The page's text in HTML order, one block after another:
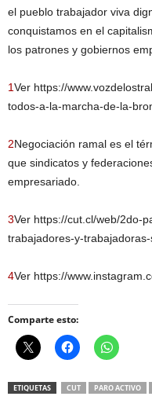
el pueblo trabajador viva
conquistamos en el
los patrones y gobiernos
1Ver https://
todos-a-la-marcha-de-la-
2Negociación ramal es el
que sindicatos y
empresariado.
3Ver https://cut.cl/web/2do-
trabajadores-y-
4Ver https://
Comparte esto:
ETIQUETAS CUT PARO ACTIVO